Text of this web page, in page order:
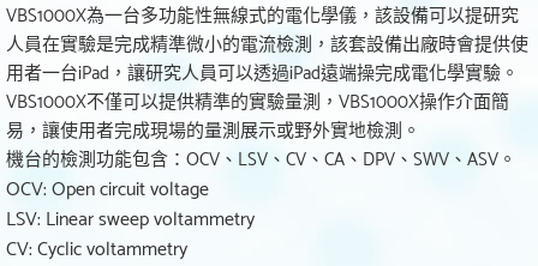
VBS1000X為一台多功能性無線式的電化學儀，該設備可以提研究
人員在實驗是完成精準微小的電流檢測，該套設備出廠時會提供使
用者一台iPad，讓研究人員可以透過iPad遠端操完成電化學實驗。
VBS1000X不僅可以提供精準的實驗量測，VBS1000X操作介面簡
易，讓使用者完成現場的量測展示或野外實地檢測。
機台的檢測功能包含：OCV、LSV、CV、CA、DPV、SWV、ASV。
OCV: Open circuit voltage
LSV: Linear sweep voltammetry
CV: Cyclic voltammetry